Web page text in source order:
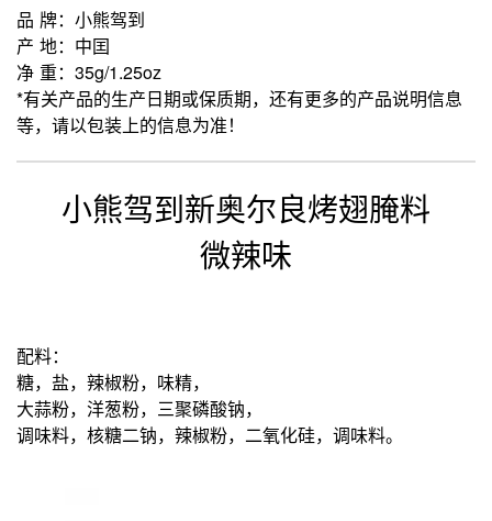
品 牌：小熊驾到
产 地：中囯
净 重：35g/1.25oz
*有关产品的生产日期或保质期，还有更多的产品说明信息
等，请以包装上的信息为准！
小熊驾到新奥尔良烤翅腌料
微辣味
配料：
糖，盐，辣椒粉，味精，
大蒜粉，洋葱粉，三聚磷酸钠，
调味料，核糖二钠，辣椒粉，二氧化硅，调味料。